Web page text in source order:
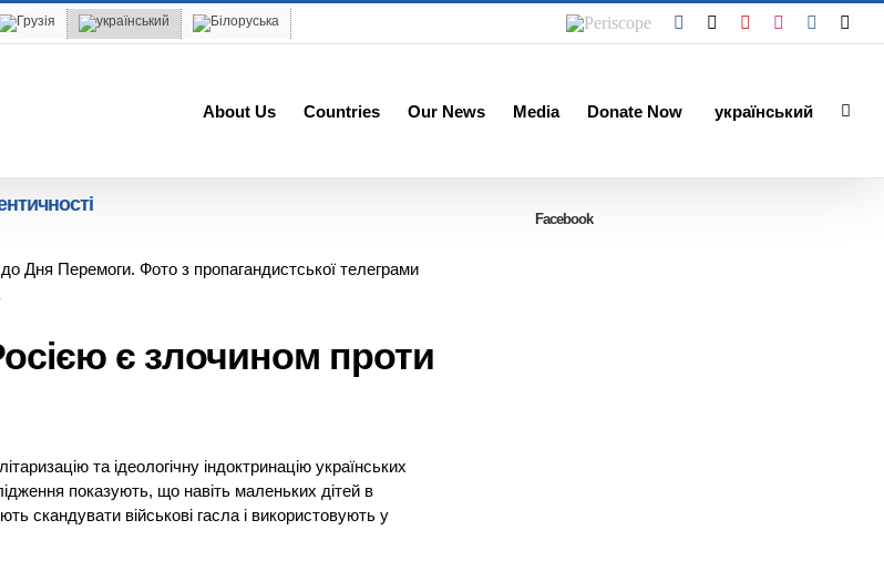
Periscope Facebook YouTubeInstagram
About Us Countries Our News Media Donate Now український
Дня Перемоги. Фото з пропагандистської телеграми
є злочином проти
та ідеологічну індоктринацію українських
показують, що навіть маленьких дітей в
скандувати військові гасла і використовують у
Facebook